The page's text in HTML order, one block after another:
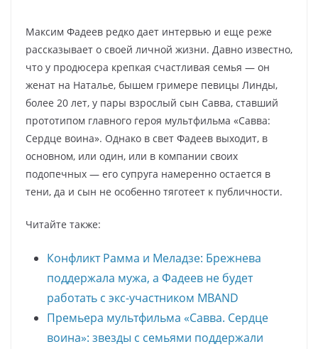
Максим Фадеев редко дает интервью и еще реже
рассказывает о своей личной жизни. Давно известно,
что у продюсера крепкая счастливая семья — он
женат на Наталье, бышем гримере певицы Линды,
более 20 лет, у пары взрослый сын Савва, ставший
прототипом главного героя мультфильма «Савва:
Сердце воина». Однако в свет Фадеев выходит, в
основном, или один, или в компании своих
подопечных — его супруга намеренно остается в
тени, да и сын не особенно тяготеет к публичности.
Читайте также:
Конфликт Рамма и Меладзе: Брежнева
поддержала мужа, а Фадеев не будет
работать с экс-участником MBAND
Премьера мультфильма «Савва. Сердце
воина»: звезды с семьями поддержали